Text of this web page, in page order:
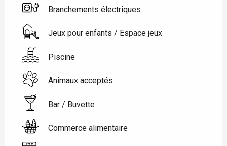
Branchements électriques
Jeux pour enfants / Espace jeux
Piscine
Animaux acceptés
Bar / Buvette
Commerce alimentaire